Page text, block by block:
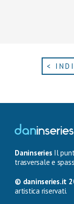
<
Daninseries Il
trasversale e
© daninseries.it
artistica riservati.